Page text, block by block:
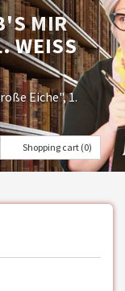
MIR
A
Eiche", 1.
Shopping cart (0)